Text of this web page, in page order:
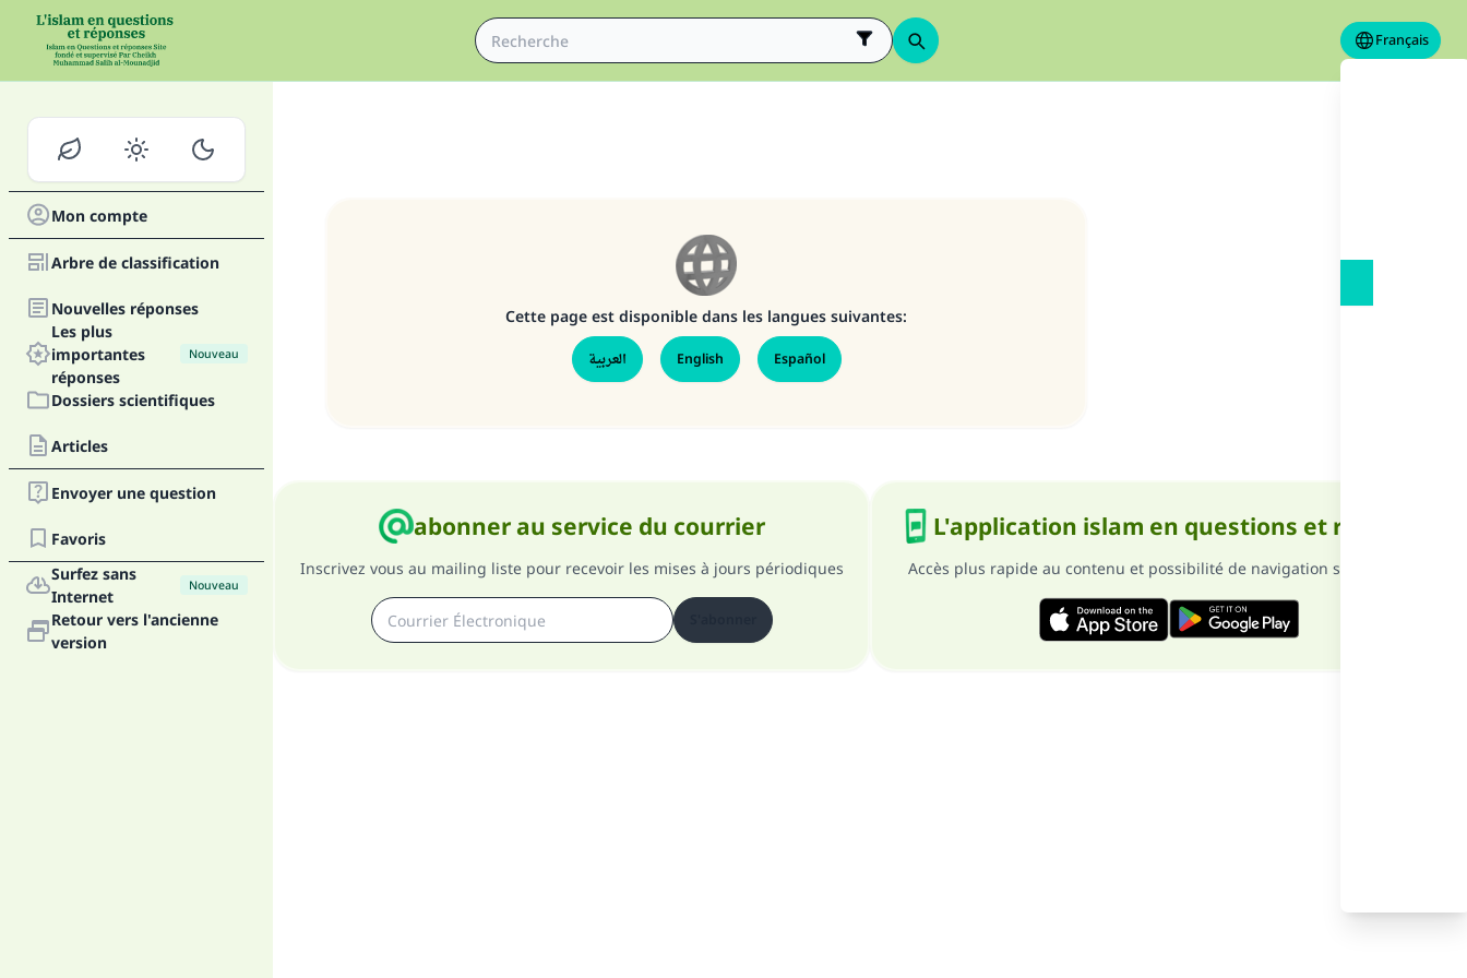
Français
Mon compte
Arbre de classification
Nouvelles réponses
Les plus
importantes
réponses
Nouveau
Dossiers scientifiques
Articles
Envoyer une question
Favoris
Surfez sans
Internet
Nouveau
Retour vers l'ancienne
version
Cette page est disponible dans les langues suivantes:
العربية English Español
abonner au service du courrier
Inscrivez vous au mailing liste pour recevoir les mises à jours périodiques
L'application islam en questions et réponses
Accès plus rapide au contenu et possibilité de navigation sans internet
Faites une différence dans la vie de millions de
personnes grâce à votre contribution
Aidez nous à apporter des réponses.
Le Messager d'Allah (Paix sur lui) a dit:
"Celui qui indique une bonne action obtient la même récompense